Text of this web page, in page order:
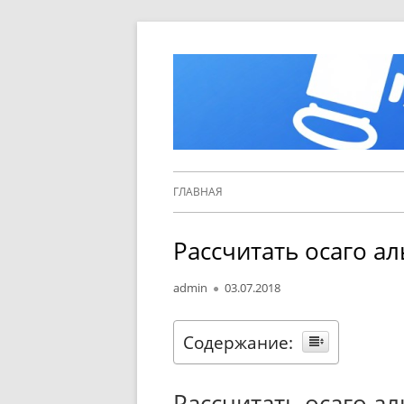
Основное
ГЛАВНАЯ
Рассчитать осаго
Автор
admin Опубликовано
03.07.2018
Содержание: